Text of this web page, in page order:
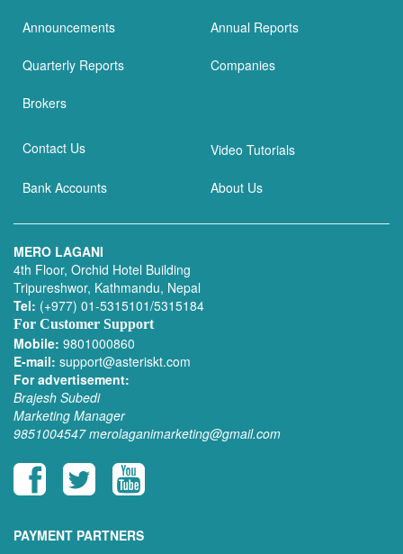
Announcements Annual Reports
Quarterly Reports Companies
Brokers
Contact Us Video Tutorials
Bank Accounts About Us
MERO LAGANI
4th Floor, Orchid Hotel Building
Tripureshwor, Kathmandu, Nepal
Tel: (+977) 01-5315101/5315184
For Customer Support
Mobile: 9801000860
E-mail: support@asteriskt.com
For advertisement:
Brajesh Subedi
Marketing Manager
9851004547 merolaganimarketing@gmail.com
PAYMENT PARTNERS